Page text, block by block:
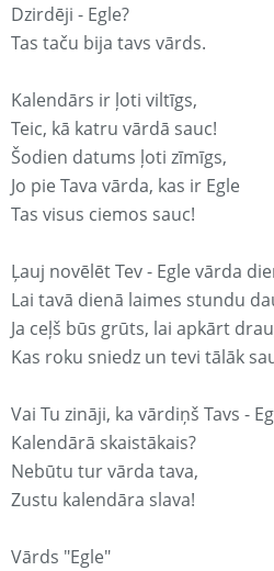
Dzirdēji - Egle?
Tas taču bija tavs vārds.
Kalendārs ir ļoti viltīgs,
Teic, kā katru vārdā sauc!
Šodien datums ļoti zīmīgs,
Jo pie Tava vārda, kas ir Egle
Tas visus ciemos sauc!
Ļauj novēlēt Tev - Egle vārda
Lai tavā dienā laimes stundu
Ja ceļš būs grūts, lai apkārt
Kas roku sniedz un tevi tālāk
Vai Tu zināji, ka vārdiņš Tavs -
Kalendārā skaistākais?
Nebūtu tur vārda tava,
Zustu kalendāra slava!
Vārds "Egle"